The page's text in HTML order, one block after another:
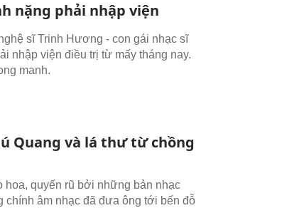
nặng phải nhập viện
sĩ Trinh Hương - con gái nhạc sĩ
nhập viện điều trị từ mấy tháng nay.
manh.
Quang và lá thư từ chồng
hoa, quyến rũ bởi những bản nhạc
âm nhạc đã đưa ông tới bến đỗ